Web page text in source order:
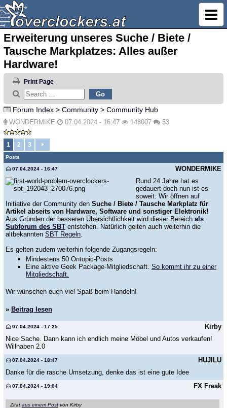
Erweiterung unseres Suche / Biete /
Tausche Markplatzes: Alles außer
Hardware!
Print Page
Forum Index > Community > Community Hub
WONDERMIKE 07.04.2024 - 16:47 148007 53
1 2 3
Posts
WONDERMIKE
07.04.2024 - 16:47
Rund 24 Jahre hat es
gedauert doch nun ist es
soweit: Wir öffnen auf
Initiative der Community den Suche / Biete / Tausche Markplatz für
Artikel abseits von Hardware, Software und sonstiger Elektronik!
Aus Gründen der besseren Übersichtlichkeit wird dieser Bereich als
Subforum des SBT entstehen. Natürlich gelten auch weiterhin die
altbekannten SBT Regeln
Es gelten zudem weiterhin folgende Zugangsregeln:
Mindestens 50 Ontopic-Posts
Eine aktive Geek Package-Mitgliedschaft. So kommt ihr zu einer
Mitgliedschaft.
Wir wünschen euch viel Spaß beim Handeln!
» Beitrag lesen
Kirby
07.04.2024 - 17:25
Nice Sache. Dann kann ich endlich meine Möbel und Autos verkaufen!
Willhaben 2.0
HUJILU
07.04.2024 - 18:47
Danke für die rasche Umsetzung, denke das ist eine gute Idee
FX Freak
07.04.2024 - 19:04
Zitat aus einem Post von Kirby